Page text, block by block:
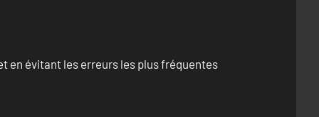
en évitant les erreurs les plus fréquentes